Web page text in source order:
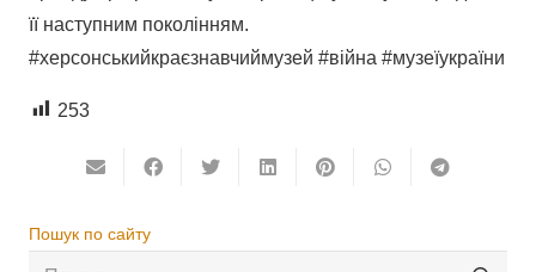
її наступним поколінням.
#херсонськийкраєзнавчиймузей #війна #музеїукраїни
253
Пошук по сайту
Пошук: